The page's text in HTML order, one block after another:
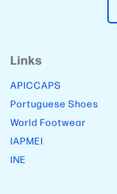
Links
APICCAPS
Portuguese Shoes
World Footwear
IAPMEI
INE